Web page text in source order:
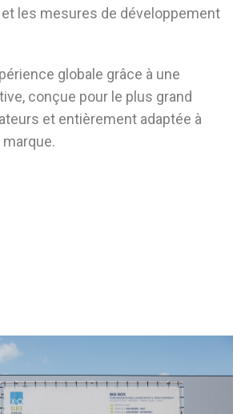
les mesures de développement
globale grâce à une
conçue pour le plus grand
et entièrement adaptée à
.